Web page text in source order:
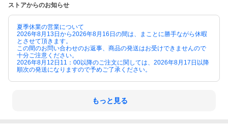
ストアからのお知らせ
夏季休業の営業について
2026年8月13日から2026年8月16日の間は、まことに勝手ながら休暇
とさせて頂きます。
この間のお問い合わせのお返事、商品の発送はお受けできませんので
十分ご注意ください。
2026年8月12日11：00以降のご注文に関しては、2026年8月17日以降
順次の発送になりますので予めご了承ください。
もっと見る